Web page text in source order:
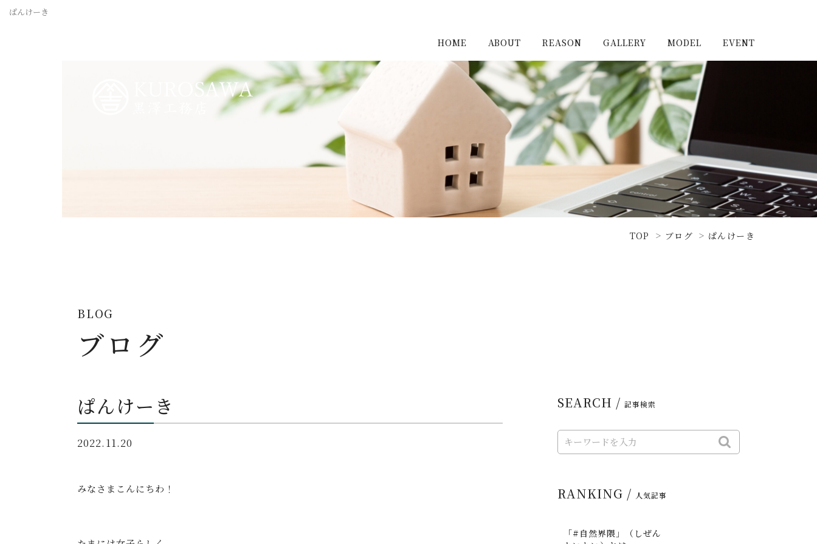
ぱんけーき
HOME ABOUT REASON GALLERY
施工実例（新築）
施工実例（リノベーショ
ン）
MODEL
浦和住宅公園
浦和住宅展示場Miraizu
大宮北ハウジングステージ
EVENT
TOP ブログ ぱんけーき
BLOG
ブログ
ぱんけーき
2022.11.20
みなさまこんにちわ！
SEARCH / 記事検索
RANKING / 人気記事
「#自然界隈」（しぜん